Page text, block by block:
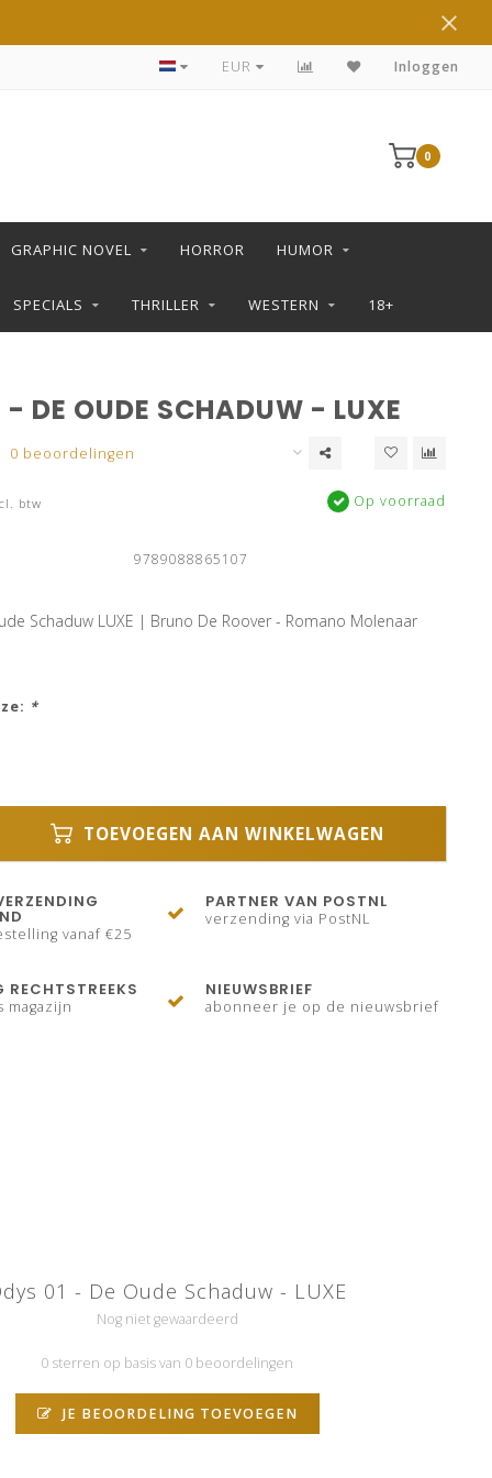
DE LEUKSTE STRIPS KOOP JE IN DE L SHOP
EUR Inloggen
0
GRAPHIC NOVEL HORROR HUMOR
SPECIALS THRILLER WESTERN 18+
- DE OUDE SCHADUW - LUXE
0 beoordelingen
btw Op voorraad
9789088865107
Schaduw LUXE | Bruno De Roover - Romano Molenaar
*
TOEVOEGEN AAN WINKELWAGEN
vanaf €25
PARTNER VAN POSTNL
verzending via PostNL
RECHTSTREEKS
magazijn
NIEUWSBRIEF
abonneer je op de nieuwsbrief
01 - De Oude Schaduw - LUXE
Nog niet gewaardeerd
0 sterren op basis van 0 beoordelingen
JE BEOORDELING TOEVOEGEN